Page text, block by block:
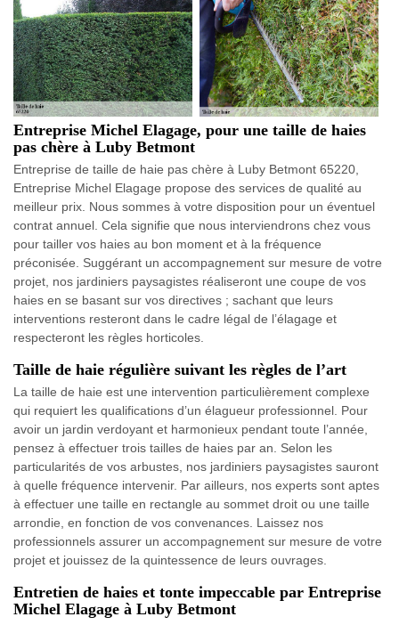
Entreprise Michel Elagage, pour une taille de haies
pas chère à Luby Betmont
Entreprise de taille de haie pas chère à Luby Betmont 65220,
Entreprise Michel Elagage propose des services de qualité au
meilleur prix. Nous sommes à votre disposition pour un éventuel
contrat annuel. Cela signifie que nous interviendrons chez vous
pour tailler vos haies au bon moment et à la fréquence
préconisée. Suggérant un accompagnement sur mesure de votre
projet, nos jardiniers paysagistes réaliseront une coupe de vos
haies en se basant sur vos directives ; sachant que leurs
interventions resteront dans le cadre légal de l’élagage et
respecteront les règles horticoles.
Taille de haie régulière suivant les règles de l’art
La taille de haie est une intervention particulièrement complexe
qui requiert les qualifications d’un élagueur professionnel. Pour
avoir un jardin verdoyant et harmonieux pendant toute l’année,
pensez à effectuer trois tailles de haies par an. Selon les
particularités de vos arbustes, nos jardiniers paysagistes sauront
à quelle fréquence intervenir. Par ailleurs, nos experts sont aptes
à effectuer une taille en rectangle au sommet droit ou une taille
arrondie, en fonction de vos convenances. Laissez nos
professionnels assurer un accompagnement sur mesure de votre
projet et jouissez de la quintessence de leurs ouvrages.
Entretien de haies et tonte impeccable par Entreprise
Michel Elagage à Luby Betmont